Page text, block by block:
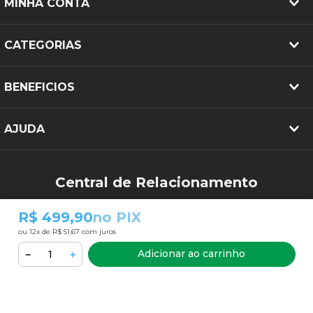
R$ 499,90no PIX
ou 12x de R$ 51,67 com juros
＋
－ Adicionar ao carrinho
MINHA CONTA
CATEGORIAS
BENEFICIOS
AJUDA
Central de Relacionamento
sac@pneubarato.com.br
FORMAS DE PAGAMENTO